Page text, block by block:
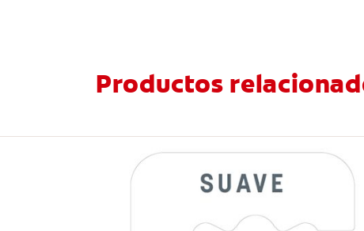
Productos